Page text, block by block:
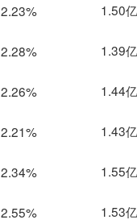
2.23% 1.50亿
2.28% 1.39亿
2.26% 1.44亿
2.21% 1.43亿
2.34% 1.55亿
2.55% 1.53亿